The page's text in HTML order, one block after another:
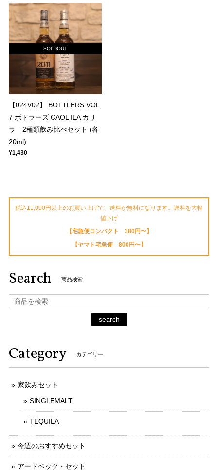
SOLDOUT
【024V02】 BOTTLERS VOL.
7 ボトラーズ CAOL ILA カリ
ラ 2種類飲み比べセット (各
20ml)
¥1,430
税込11,000円以上のお買い上げで、送料が無料になります。送料を大幅
値下げ
【宅急便コンパクト 380円〜】
【ヤマト宅急便 800円〜】
Search 商品検索
search
Category カテゴリー
家飲みセット
SINGLEMALT
TEQUILA
今週のおすすめセット
アードベック・セット